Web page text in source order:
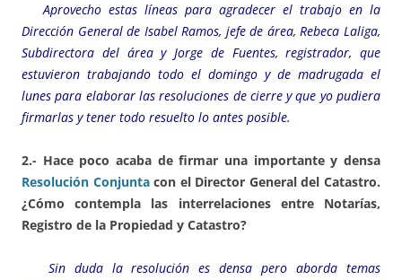
Aprovecho estas líneas para agradecer el trabajo en la
Dirección General de Isabel Ramos, jefe de área, Rebeca Laliga,
Subdirectora del área y Jorge de Fuentes, registrador, que
estuvieron trabajando todo el domingo y de madrugada el
lunes para elaborar las resoluciones de cierre y que yo pudiera
firmarlas y tener todo resuelto lo antes posible.
2.- Hace poco acaba de firmar una importante y densa
Resolución Conjuntacon el Director General del Catastro.
¿Cómo contempla las interrelaciones entre Notarías,
Registro de la Propiedad y Catastro?
Sin duda la resolución es densa pero aborda temas